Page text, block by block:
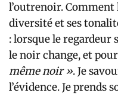
l’outrenoir.
diversité et ses
: lorsque le regardeur
le noir change, et
même noir ». Je
l’évidence. Je prends